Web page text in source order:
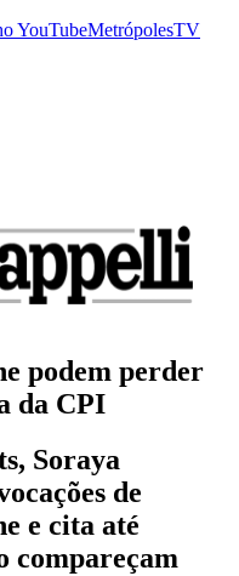
YouTubeMetrópolesTV
podem perder
da CPI
Soraya
de
e cita até
compareçam